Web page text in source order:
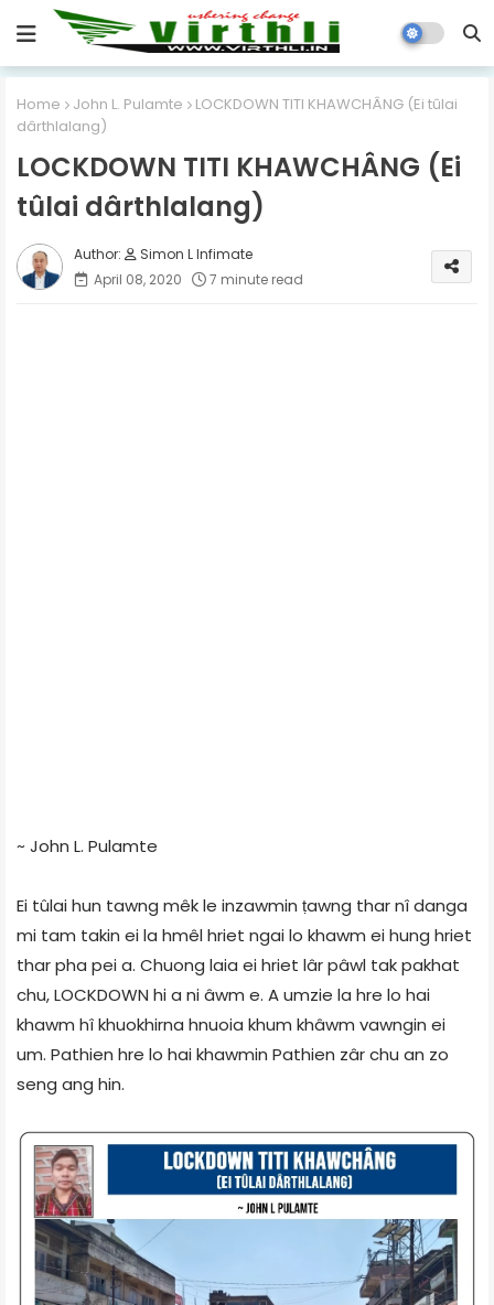
Home John L. Pulamte
LOCKDOWN TITI KHAWCHÂNG (Ei tûlai
dârthlalang)
LOCKDOWN TITI KHAWCHÂNG (Ei
tûlai dârthlalang)
Simon L Infimate
April 08, 2020
7 minute read
~ John L. Pulamte
Ei tûlai hun tawng mêk le inzawmin ṭawng thar nî danga
mi tam takin ei la hmêl hriet ngai lo khawm ei hung hriet
thar pha pei a. Chuong laia ei hriet lâr pâwl tak pakhat
chu, LOCKDOWN hi a ni âwm e. A umzie la hre lo hai
khawm hî khuokhirna hnuoia khum khâwm vawngin ei
um. Pathien hre lo hai khawmin Pathien zâr chu an zo
seng ang hin.